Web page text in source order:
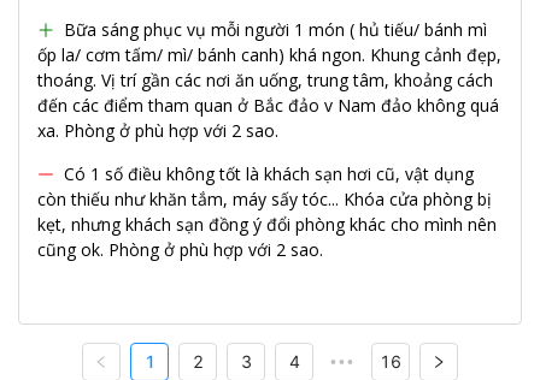
Bữa sáng phục vụ mỗi người 1 món ( hủ tiếu/ bánh mì
ốp la/ cơm tấm/ mì/ bánh canh) khá ngon. Khung cảnh đẹp,
thoáng. Vị trí gần các nơi ăn uống, trung tâm, khoảng cách
đến các điểm tham quan ở Bắc đảo v Nam đảo không quá
xa. Phòng ở phù hợp với 2 sao.
Có 1 số điều không tốt là khách sạn hơi cũ, vật dụng
còn thiếu như khăn tắm, máy sấy tóc... Khóa cửa phòng bị
kẹt, nhưng khách sạn đồng ý đổi phòng khác cho mình nên
cũng ok. Phòng ở phù hợp với 2 sao.
1 2 3 4 ••• 16